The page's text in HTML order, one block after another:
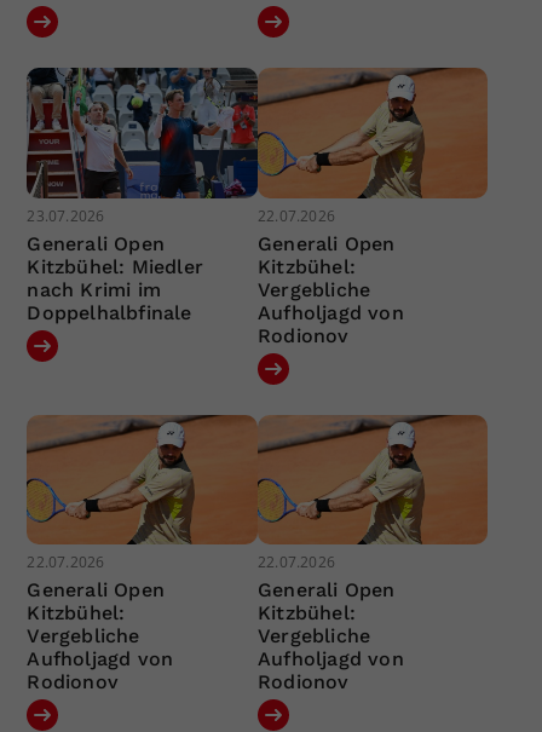
23.07.2026
Generali Open
Kitzbühel: Miedler
nach Krimi im
Doppelhalbfinale
22.07.2026
Generali Open
Kitzbühel:
Vergebliche
Aufholjagd von
Rodionov
22.07.2026
Generali Open
Kitzbühel:
Vergebliche
Aufholjagd von
Rodionov
22.07.2026
Generali Open
Kitzbühel:
Vergebliche
Aufholjagd von
Rodionov